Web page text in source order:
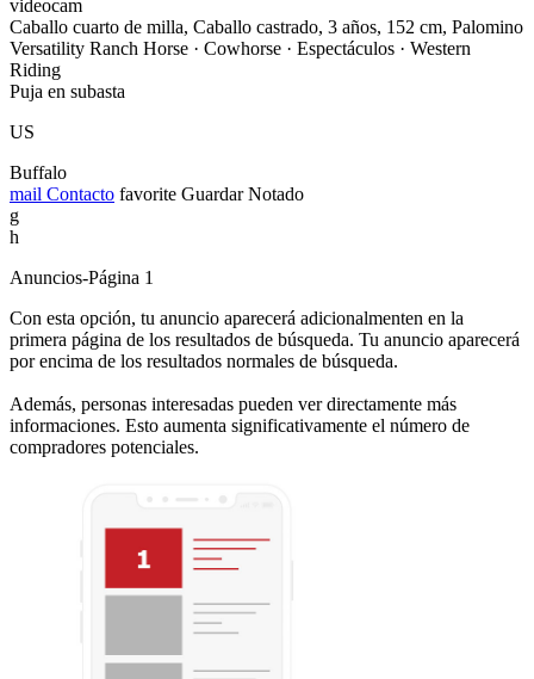
videocam
Caballo cuarto de milla, Caballo castrado, 3 años, 152 cm, Palomino
Versatility Ranch Horse · Cowhorse · Espectáculos · Western
Riding
Puja en subasta
US
Buffalo
mail Contacto favorite Guardar Notado
g
h
Anuncios-Página 1
Con esta opción, tu anuncio aparecerá adicionalmenten en la
primera página de los resultados de búsqueda. Tu anuncio aparecerá
por encima de los resultados normales de búsqueda.
Además, personas interesadas pueden ver directamente más
informaciones. Esto aumenta significativamente el número de
compradores potenciales.